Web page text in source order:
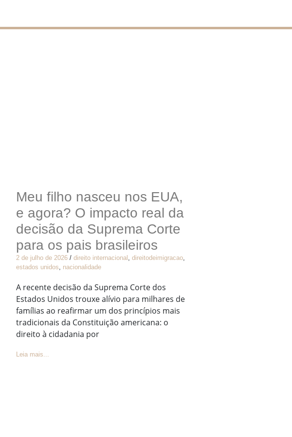
Meu filho nasceu nos EUA,
e agora? O impacto real da
decisão da Suprema Corte
para os pais brasileiros
2 de julho de 2026 / direito internacional direitodeimigracao,
estados unidos
nacionalidade
A recente decisão da Suprema Corte dos
Estados Unidos trouxe alívio para milhares de
famílias ao reafirmar um dos princípios mais
tradicionais da Constituição americana: o
direito à cidadania por
Leia mais...